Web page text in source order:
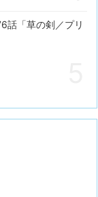
話「草の剣／プリ